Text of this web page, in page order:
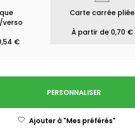
verso
€
Carte carrée pliée
À partir de 0,70 €
PERSONNALISER
Ajouter à "Mes préférés"